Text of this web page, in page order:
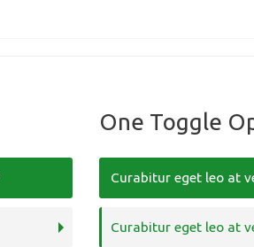
One Toggle
Curabitur eget leo at
Curabitur eget leo at